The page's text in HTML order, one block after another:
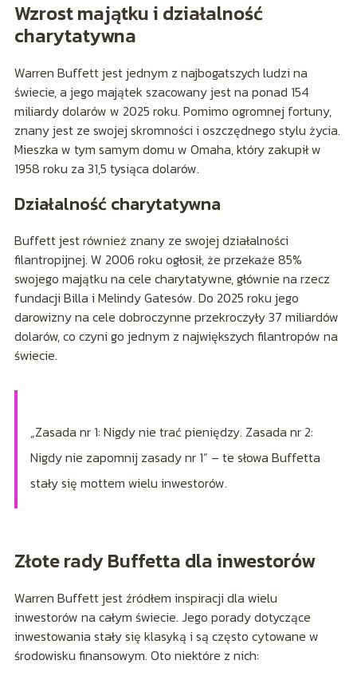
Wzrost majątku i działalność
charytatywna
Warren Buffett jest jednym z najbogatszych ludzi na
świecie, a jego majątek szacowany jest na ponad 154
miliardy dolarów w 2025 roku. Pomimo ogromnej fortuny,
znany jest ze swojej skromności i oszczędnego stylu życia.
Mieszka w tym samym domu w Omaha, który zakupił w
1958 roku za 31,5 tysiąca dolarów.
Działalność charytatywna
Buffett jest również znany ze swojej działalności
filantropijnej. W 2006 roku ogłosił, że przekaże 85%
swojego majątku na cele charytatywne, głównie na rzecz
fundacji Billa i Melindy Gatesów. Do 2025 roku jego
darowizny na cele dobroczynne przekroczyły 37 miliardów
dolarów, co czyni go jednym z największych filantropów na
świecie.
„Zasada nr 1: Nigdy nie trać pieniędzy. Zasada nr 2:
Nigdy nie zapomnij zasady nr 1” – te słowa Buffetta
stały się mottem wielu inwestorów.
Złote rady Buffetta dla inwestorów
Warren Buffett jest źródłem inspiracji dla wielu
inwestorów na całym świecie. Jego porady dotyczące
inwestowania stały się klasyką i są często cytowane w
środowisku finansowym. Oto niektóre z nich: